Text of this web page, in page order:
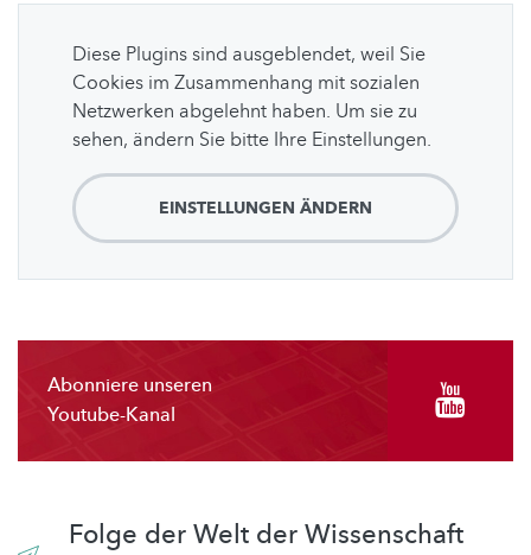
Diese Plugins sind ausgeblendet, weil Sie
Cookies im Zusammenhang mit sozialen
Netzwerken abgelehnt haben. Um sie zu
sehen, ändern Sie bitte Ihre Einstellungen.
EINSTELLUNGEN ÄNDERN
Abonniere unseren
Youtube-Kanal
Folge der Welt der Wissenschaft